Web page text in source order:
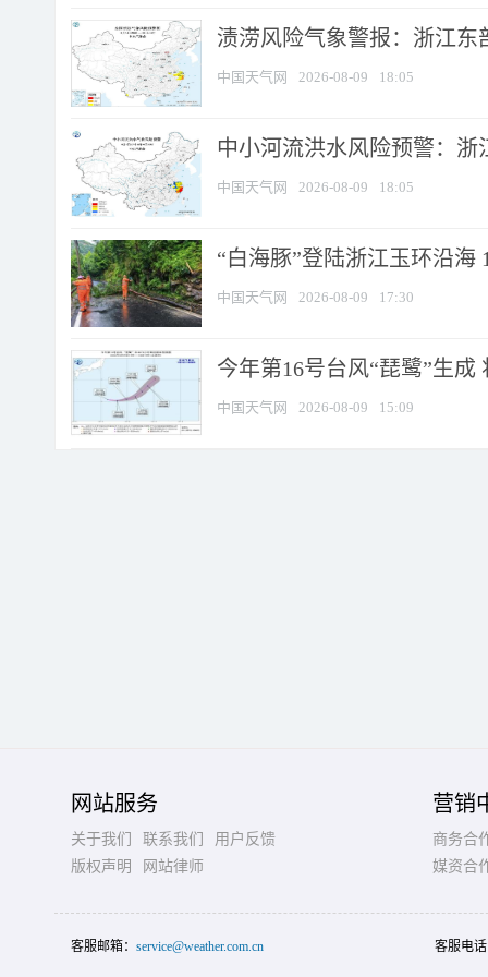
渍涝风险气象警报：浙江
中国天气网 2026-08-09 18:05
中小河流洪水风险预警：
中国天气网 2026-08-09 18:05
“白海豚”登陆浙江玉环沿海
中国天气网 2026-08-09 17:30
今年第16号台风“琵鹭”生
中国天气网 2026-08-09 15:09
网站服务
关于我们 联系我们
用户反馈
版权声明
网站律师
营销
商务合
媒资合
客服邮箱： service@weather.com.cn 客服电